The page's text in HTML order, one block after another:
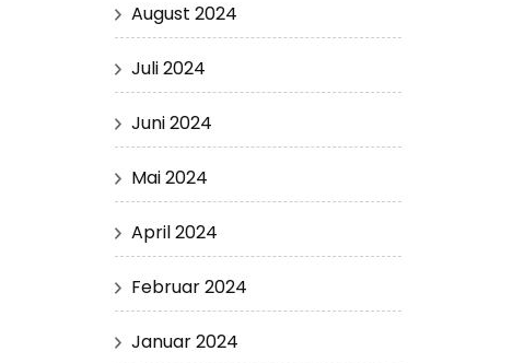
August 2024
Juli 2024
Juni 2024
Mai 2024
April 2024
Februar 2024
Januar 2024